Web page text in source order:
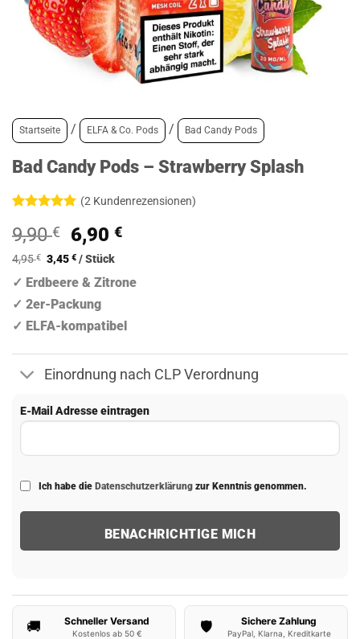
Startseite / ELFA & Co. Pods / Bad Candy Pods
Bad Candy Pods – Strawberry Splash
mit5von
5, basierend
auf
(2Kundenrezensionen)
9,90€
Ursprünglicher
Preis
war:
9,90 €
6,90€Aktueller
6,90 €.
4,95€ 3,45€ /Stück
✓ Erdbeere & Zitrone
✓ 2er-Packung
✓ ELFA-kompatibel
Einordnung nach CLP Verordnung
E-Mail Adresse eintragen
Ich habe die Datenschutzerklärung zur Kenntnis genommen.
🚚 Schneller Versand
Kostenlos ab 50 € 🛡️ Sichere Zahlung
PayPal, Klarna, Kreditkarte